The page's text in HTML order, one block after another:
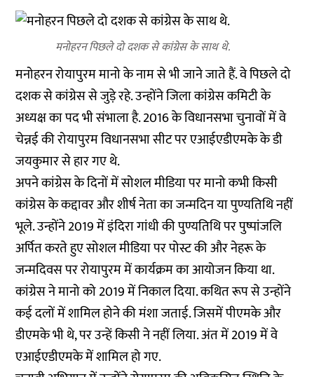
मनोहरन पिछले दो दशक से कांग्रेस के साथ थे.
मनोहरन रोयापुरम मानो के नाम से भी जाने जाते हैं. वे पिछले दो
दशक से कांग्रेस से जुड़े रहे. उन्होंने जिला कांग्रेस कमिटी के
अध्यक्ष का पद भी संभाला है. 2016 के विधानसभा चुनावों में वे
चेन्नई की रोयापुरम विधानसभा सीट पर एआईएडीएमके के डी
जयकुमार से हार गए थे.
अपने कांग्रेस के दिनों में सोशल मीडिया पर मानो कभी किसी
कांग्रेस के कद्दावर और शीर्ष नेता का जन्मदिन या पुण्यतिथि नहीं
भूले. उन्होंने 2019 में इंदिरा गांधी की पुण्यतिथि पर पुष्पांजलि
अर्पित करते हुए सोशल मीडिया पर पोस्ट की और नेहरू के
जन्मदिवस पर रोयापुरम में कार्यक्रम का आयोजन किया था.
कांग्रेस ने मानो को 2019 में निकाल दिया. कथित रूप से उन्होंने
कई दलों में शामिल होने की मंशा जताई. जिसमें पीएमके और
डीएमके भी थे, पर उन्हें किसी ने नहीं लिया. अंत में 2019 में वे
एआईएडीएमके में शामिल हो गए.